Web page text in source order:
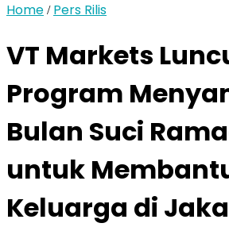
Home / Pers Rilis
VT Markets
Program
Bulan Suci
untuk
Keluarga di